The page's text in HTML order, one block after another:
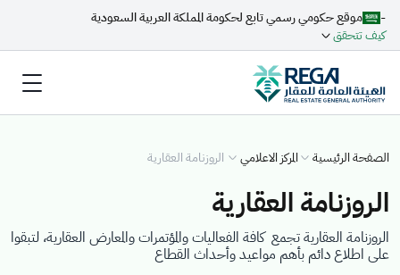
-
موقع حكومي رسمي تابع لحكومة المملكة العربية السعودية
كيف تتحقق
الصفحة الرئيسية المركز الاعلامي الروزنامة العقارية
الروزنامة العقارية
الروزنامة العقارية تجمع كافة الفعاليات والمؤتمرات والمعارض العقارية، لتبقوا
على اطلاع دائم بأهم مواعيد وأحداث القطاع